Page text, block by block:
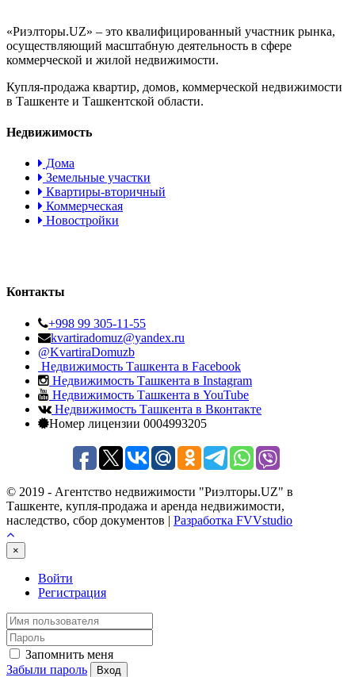
«Риэлторы.UZ» – это квалифицированный участник рынка,
осуществляющий масштабную деятельность в сфере
коммерческой и жилой недвижимости.
Купля-продажа квартир, домов, коммерческой недвижимости
в Ташкенте и Ташкентской области.
Недвижимость
Дома
Земельные участки
Квартиры-вторичный
Коммерческая
Новостройки
Контакты
+998 99 305-11-55
kvartiradomuz@yandex.ru
@KvartiraDomuzb
Недвижимость Ташкента в Facebook
Недвижимость Ташкента в Instagram
Недвижимость Ташкента в YouTube
Недвижимость Ташкента в Вконтакте
Номер лицензии 0004993205
© 2019 - Агентство недвижимости "Риэлторы.UZ" в
Ташкенте, купля-продажа и аренда недвижимости,
наследство, сбор документов | Разработка FVVstudio
×
Войти
Регистрация
Запомнить меня
Забыли пароль
Вход